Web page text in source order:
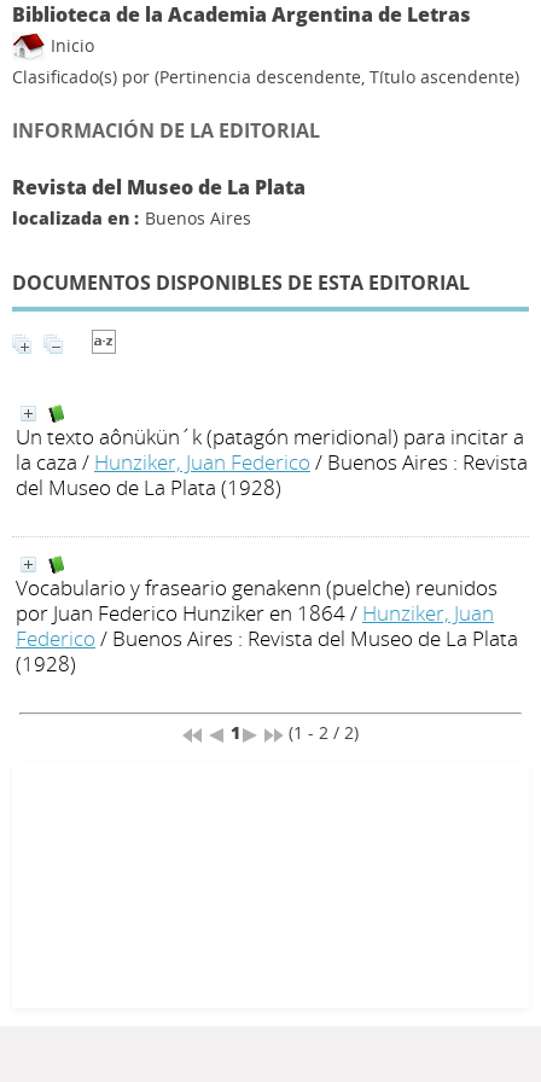
Biblioteca de la Academia Argentina de Letras
Inicio
Clasificado(s) por (Pertinencia descendente, Título ascendente)
INFORMACIÓN DE LA EDITORIAL
Revista del Museo de La Plata
localizada en : Buenos Aires
DOCUMENTOS DISPONIBLES DE ESTA EDITORIAL
Un texto aônükün´k (patagón meridional) para incitar a
la caza / Hunziker, Juan Federico / Buenos Aires : Revista
del Museo de La Plata (1928)
Vocabulario y fraseario genakenn (puelche) reunidos
por Juan Federico Hunziker en 1864/ Hunziker, Juan
Federico / Buenos Aires : Revista del Museo de La Plata
(1928)
1 (1 - 2 / 2)